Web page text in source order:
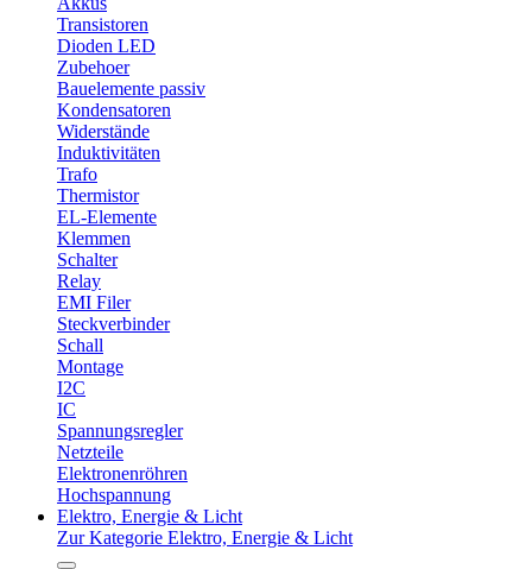
Transistoren
Dioden LED
Zubehoer
Bauelemente passiv
Kondensatoren
Widerstände
Induktivitäten
Trafo
Thermistor
EL-Elemente
Klemmen
Schalter
Relay
EMI Filer
Steckverbinder
Schall
Montage
I2C
IC
Spannungsregler
Netzteile
Elektronenröhren
Hochspannung
Elektro, Energie & Licht
Zur Kategorie Elektro, Energie & Licht